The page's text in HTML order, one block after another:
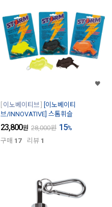
이노베이티브
[이노베이티
브/INNOVATIVE] 스톰휘슬
23,800원 28,000원 15%
구매 17 리뷰 1